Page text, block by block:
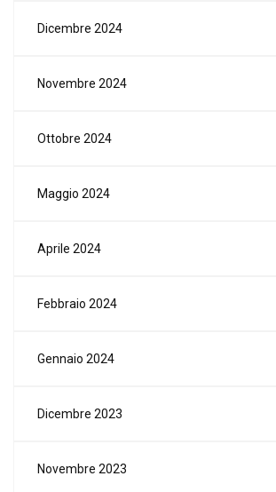
Dicembre 2024
Novembre 2024
Ottobre 2024
Maggio 2024
Aprile 2024
Febbraio 2024
Gennaio 2024
Dicembre 2023
Novembre 2023